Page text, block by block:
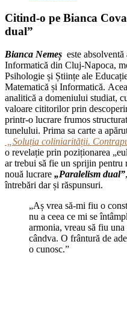
Citind-o pe Bianca
dual”
Bianca Nemeș este
Informatică din Cluj-Napoca,
Psihologie și Științe ale
Matematică și Informatică.
analitică a domeniului studiat,
valoare cititorilor prin
printr-o lucrare frumos
tunelului. Prima sa carte a
„Soluția coliniarității.
o revelație prin poziționarea
ar trebui să fie un sprijin pentru
nouă lucrare „Paralelism dual”
întrebări dar și răspunsuri.
„Aș vrea să-mi fiu o
nu a ceea ce mi se
armonia, vreau să fiu
cândva. O frântură de
o cunosc.”